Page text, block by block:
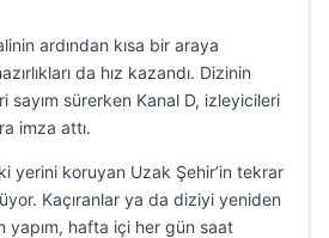
ardından kısa bir araya
da hız kazandı. Dizinin
sayım sürerken Kanal D, izleyicileri
imza attı.
yerini koruyan Uzak Şehir’in tekrar
Kaçıranlar ya da diziyi yeniden
yapım, hafta içi her gün saat